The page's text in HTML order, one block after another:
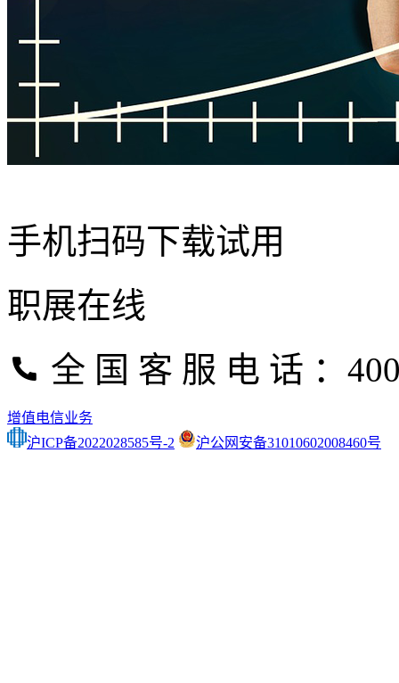
手机扫码下载试用
职展在线
全 国 客 服 电 话 ：
增值电信业务
沪ICP备2022028585号-2
沪公网安备31010602008460号